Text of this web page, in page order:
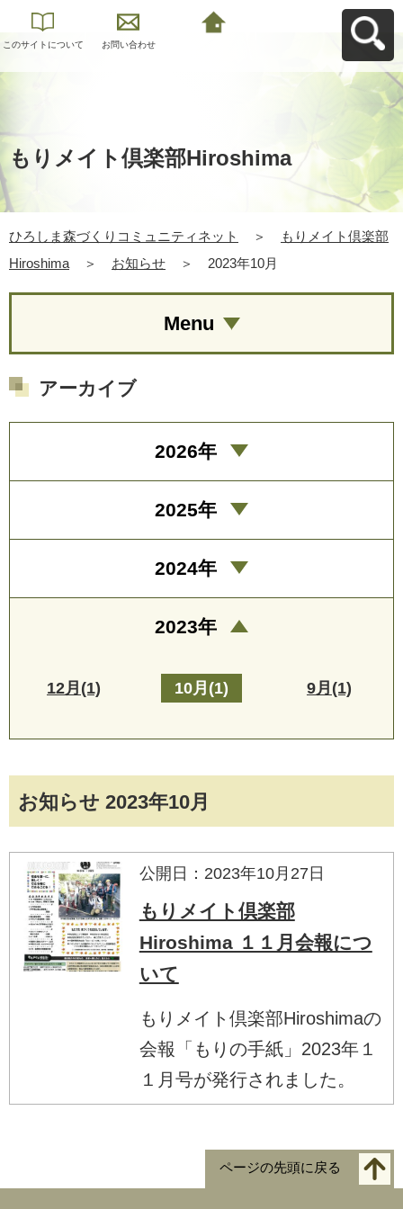
このサイトについて お問い合わせ
もりメイト倶楽部Hiroshima
ひろしま森づくりコミュニティネット ＞
もりメイト倶楽部
Hiroshima
＞ お知らせ ＞ 2023年10月
お知らせ 2023年10月
公開日：2023年10月27日
もりメイト倶楽部
Hiroshima １１月会報につ
いて
もりメイト倶楽部Hiroshimaの
会報「もりの手紙」2023年１
１月号が発行されました。
Menu
アーカイブ
2026年
2025年
2024年
2023年
12月(1) 10月(1) 9月(1)
ページの先頭に戻る